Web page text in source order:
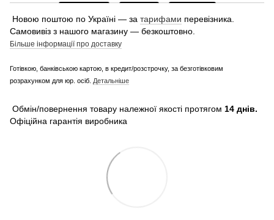
Новою поштою по Україні — за тарифами перевізника.
Самовивіз з нашого магазину — безкоштовно.
Більше інформації про доставку
Готівкою, банківською картою, в кредит/розстрочку, за безготівковим
розрахунком для юр. осіб. Детальніше
Обмін/повернення товару належної якості протягом 14 днів.
Офіційна гарантія виробника